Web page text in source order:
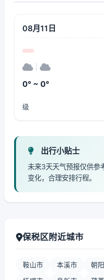
08月11日
0° ~ 0°
级
出行小贴士
未来3天天气预报仅供参
变化，合理安排行程。
保税区附近城市
鞍山市 本溪市 朝